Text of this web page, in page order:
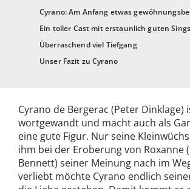
Cyrano: Am Anfang etwas
Ein toller Cast mit erstaunlich guten
Überraschend viel Tiefgang
Unser Fazit zu Cyrano
Cyrano de Bergerac (Peter Dinklage)
wortgewandt und macht auch als
eine gute Figur. Nur seine
ihm bei der Eroberung von Roxanne
Bennett) seiner Meinung nach im
verliebt möchte Cyrano endlich